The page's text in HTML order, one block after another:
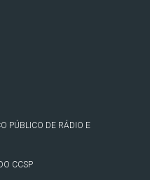
PÚBLICO DE RÁDIO E
CCSP